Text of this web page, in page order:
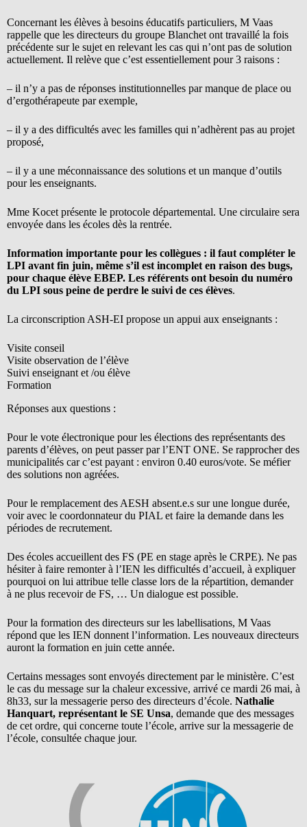
Concernant les élèves à besoins éducatifs particuliers, M Vaas
rappelle que les directeurs du groupe Blanchet ont travaillé la fois
précédente sur le sujet en relevant les cas qui n’ont pas de solution
actuellement. Il relève que c’est essentiellement pour 3 raisons :
– il n’y a pas de réponses institutionnelles par manque de place ou
d’ergothérapeute par exemple,
– il y a des difficultés avec les familles qui n’adhèrent pas au projet
proposé,
– il y a une méconnaissance des solutions et un manque d’outils
pour les enseignants.
Mme Kocet présente le protocole départemental. Une circulaire sera
envoyée dans les écoles dès la rentrée.
Information importante pour les collègues : il faut compléter le
LPI avant fin juin, même s’il est incomplet en raison des bugs,
pour chaque élève EBEP. Les référents ont besoin du numéro
du LPI sous peine de perdre le suivi de ces élèves.
La circonscription ASH-EI propose un appui aux enseignants :
Visite conseil
Visite observation de l’élève
Suivi enseignant et /ou élève
Formation
Réponses aux questions :
Pour le vote électronique pour les élections des représentants des
parents d’élèves, on peut passer par l’ENT ONE. Se rapprocher des
municipalités car c’est payant : environ 0.40 euros/vote. Se méfier
des solutions non agréées.
Pour le remplacement des AESH absent.e.s sur une longue durée,
voir avec le coordonnateur du PIAL et faire la demande dans les
périodes de recrutement.
Des écoles accueillent des FS (PE en stage après le CRPE). Ne pas
hésiter à faire remonter à l’IEN les difficultés d’accueil, à expliquer
pourquoi on lui attribue telle classe lors de la répartition, demander
à ne plus recevoir de FS, … Un dialogue est possible.
Pour la formation des directeurs sur les labellisations, M Vaas
répond que les IEN donnent l’information. Les nouveaux directeurs
auront la formation en juin cette année.
Certains messages sont envoyés directement par le ministère. C’est
le cas du message sur la chaleur excessive, arrivé ce mardi 26 mai, à
8h33, sur la messagerie perso des directeurs d’école. Nathalie
Hanquart, représentant le SE Unsa, demande que des messages
de cet ordre, qui concerne toute l’école, arrive sur la messagerie de
l’école, consultée chaque jour.